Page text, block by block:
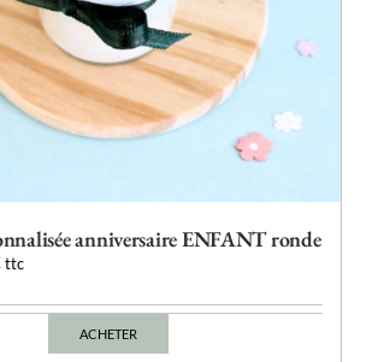
anniversaire ENFANT ronde
ttc
ACHETER
Ce